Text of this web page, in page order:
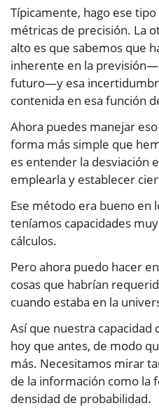
Típicamente, hago ese
métricas de precisión. La
alto es que sabemos que
inherente en la
futuro—y esa
contenida en esa función
Ahora puedes manejar
forma más simple que
es entender la desviación
emplearla y establecer
Ese método era bueno en
teníamos capacidades
cálculos.
Pero ahora puedo hacer
cosas que habrían
cuando estaba en la
Así que nuestra capacidad
hoy que antes, de modo
más. Necesitamos mirar
de la información como la
densidad de probabilidad.